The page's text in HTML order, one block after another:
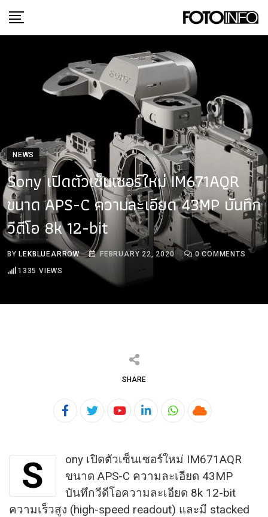
to
NEWS
Sony เปิดตัวเซ็นเซอร์ใหม่ IM671AQR
ขนาด APS-C ความละเอียด 43MP บันทึก
วีดีโอ 8k 12-bit
BYLEKBLUEARROW FEBRUARY 22, 2020 0 COMMENTS
1335 VIEWS
SHARE
YoutubeLinkedInWhatsapp
Cloud
S
ony เปิดตัวเซ็นเซอร์ใหม่ IM671AQR
ขนาด APS-C ความละเอียด 43MP
บันทึกวีดีโอความละเอียด 8k 12-bit
ความเร็วสูง (high-speed readout)​ และมี stacked